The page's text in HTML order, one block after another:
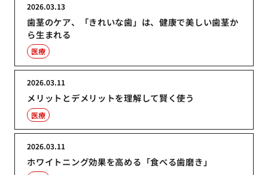
歯茎のケア、「きれいな歯」は、健康で美しい歯茎か
ら生まれる
2026.03.13
医療
メリットとデメリットを理解して賢く使う
2026.03.11
医療
ホワイトニング効果を高める「食べる歯磨き」
2026.03.11